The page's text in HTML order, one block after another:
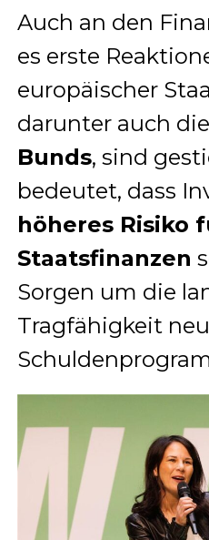
Auch an den
es erste
europäischer
darunter auch
Bunds, sind
bedeutet, dass
höheres Risiko
Staatsfinanzen
Sorgen um die
Tragfähigkeit